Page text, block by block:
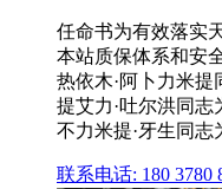
任命书为有效落实
本站质保体系和安
热依木·阿卜力米
提艾力·吐尔洪同
不力米提·牙生同
联系电话: 180 3780